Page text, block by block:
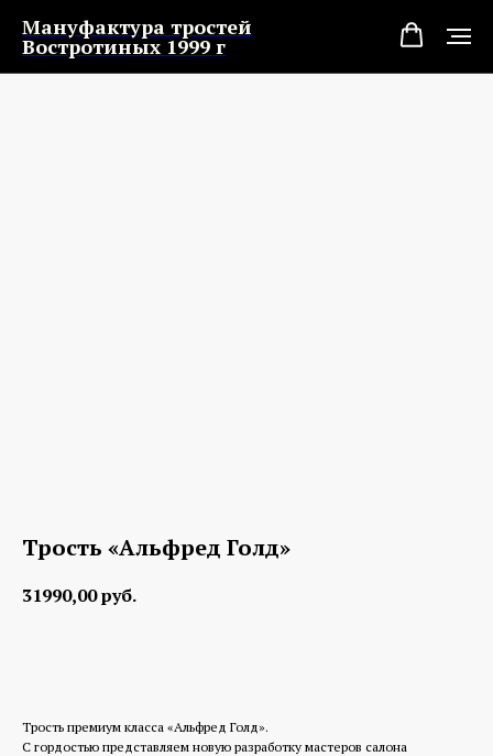
Мануфактура тростей
Востротиных 1999 г
Трость «Альфред Голд»
31990,00руб.
Трость премиум класса «Альфред Голд».
С гордостью представляем новую разработку мастеров салона